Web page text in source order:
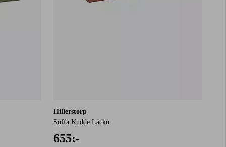
Hillerstorp
Soffa Kudde Läckö
655:-